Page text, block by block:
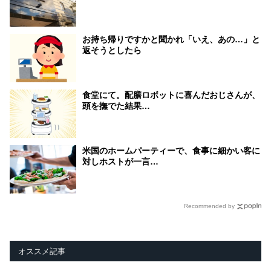
お持ち帰りですかと聞かれ「いえ、あの…」と
返そうとしたら
食堂にて。配膳ロボットに喜んだおじさんが、
頭を撫でた結果…
米国のホームパーティーで、食事に細かい客に
対しホストが一言…
Recommended by
オススメ記事